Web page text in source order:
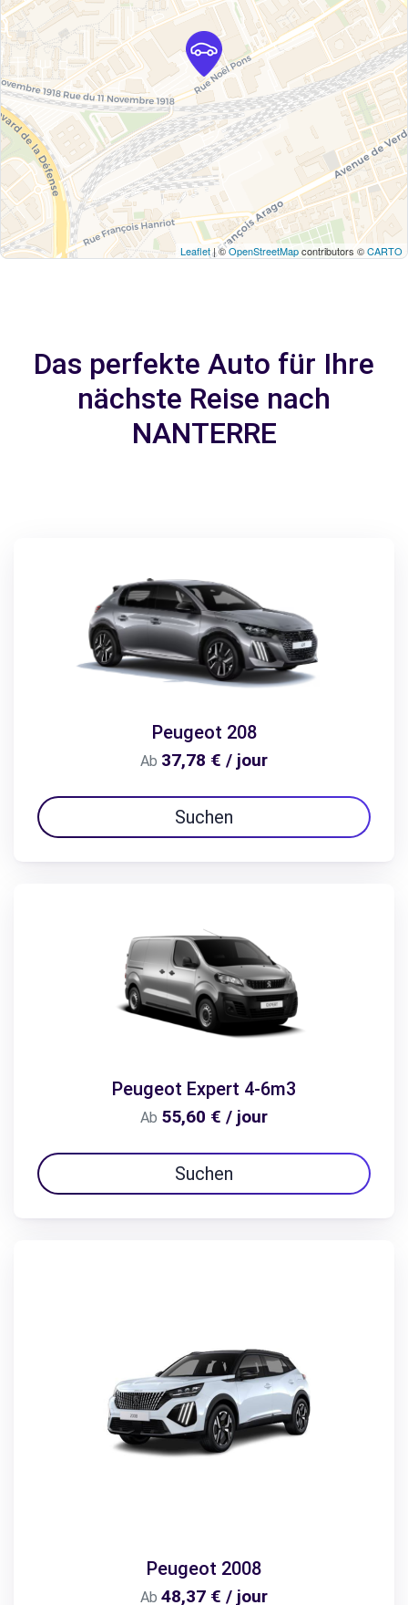
Leaflet| ©OpenStreetMapcontributors ©CARTO
Das perfekte Auto für Ihre
nächste Reise nach
NANTERRE
Peugeot 208
Ab 37,78 € / jour
Suchen
Peugeot Expert 4-6m3
Ab 55,60 € / jour
Suchen
Peugeot 2008
Ab 48,37 € / jour